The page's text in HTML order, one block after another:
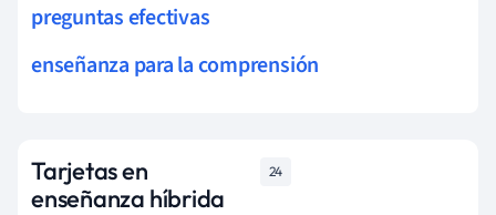
preguntas efectivas
enseñanza para la comprensión
Tarjetas en
enseñanza híbrida
24